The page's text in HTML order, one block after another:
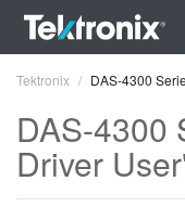
Tektronix DAS-4300
DAS-4300
Driver